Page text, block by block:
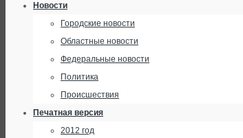
Новости
Городские новости
Областные новости
Федеральные новости
Политика
Происшествия
Печатная версия
2012 год